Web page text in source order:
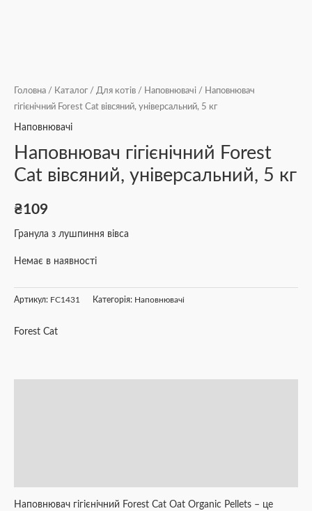
Головна / Каталог / Для котів / Наповнювачі / Наповнювач
гігієнічний Forest Cat вівсяний, універсальний, 5 кг
Наповнювачі
Наповнювач гігієнічний Forest
Cat вівсяний, універсальний, 5 кг
₴109
Гранула з лушпиння вівса
Немає в наявності
Артикул: FC1431 Категорія: Наповнювачі
Forest Cat
Наповнювач гігієнічний Forest Cat Oat Organic Pellets – це